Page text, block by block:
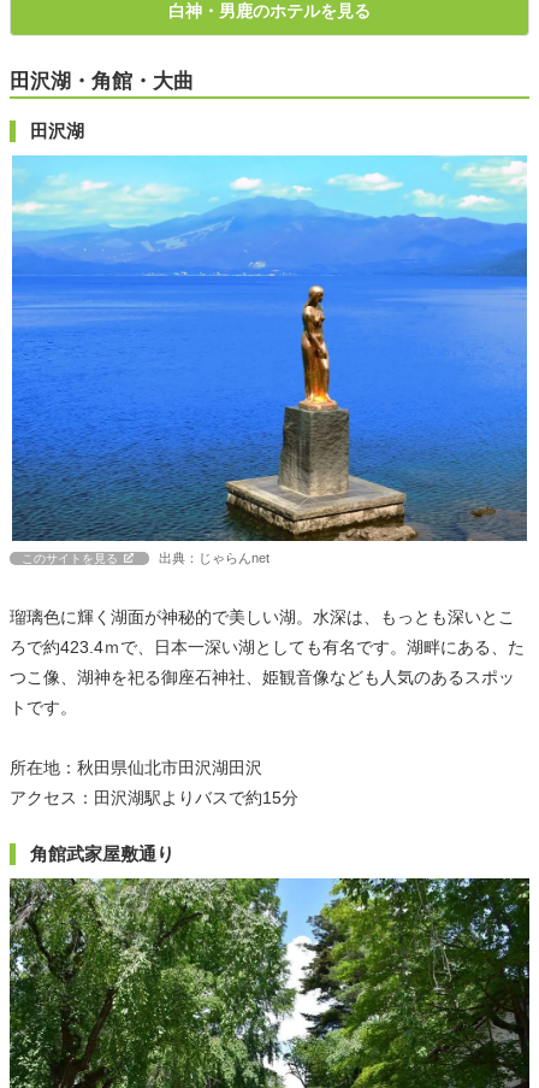
白神・男鹿のホテルを見る
田沢湖・角館・大曲
田沢湖
このサイトを見る 出典：じゃらんnet
瑠璃色に輝く湖面が神秘的で美しい湖。水深は、もっとも深いとこ
ろで約423.4ｍで、日本一深い湖としても有名です。湖畔にある、た
つこ像、湖神を祀る御座石神社、姫観音像なども人気のあるスポッ
トです。
所在地：秋田県仙北市田沢湖田沢
アクセス：田沢湖駅よりバスで約15分
角館武家屋敷通り